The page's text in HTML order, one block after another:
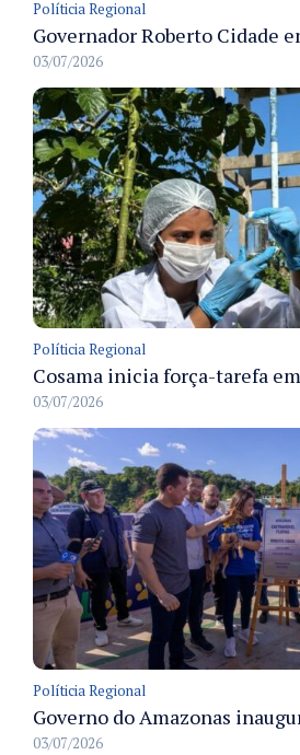
Políticia Regional
03/07/2026
Políticia Regional
03/07/2026
Políticia Regional
03/07/2026